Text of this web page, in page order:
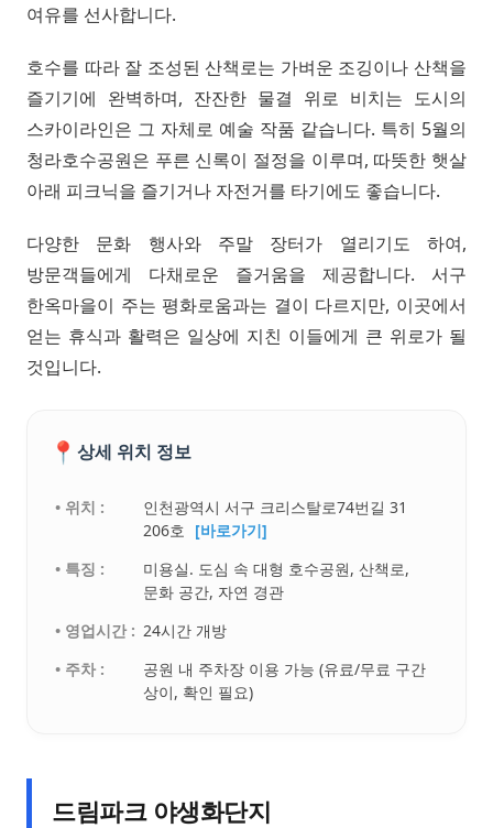
여유를 선사합니다.
호수를 따라 잘 조성된 산책로는 가벼운 조깅이나 산책을
즐기기에 완벽하며, 잔잔한 물결 위로 비치는 도시의
스카이라인은 그 자체로 예술 작품 같습니다. 특히 5월의
청라호수공원은 푸른 신록이 절정을 이루며, 따뜻한 햇살
아래 피크닉을 즐기거나 자전거를 타기에도 좋습니다.
다양한 문화 행사와 주말 장터가 열리기도 하여,
방문객들에게 다채로운 즐거움을 제공합니다. 서구
한옥마을이 주는 평화로움과는 결이 다르지만, 이곳에서
얻는 휴식과 활력은 일상에 지친 이들에게 큰 위로가 될
것입니다.
📍 상세 위치 정보
• 위치 :
인천광역시 서구 크리스탈로74번길 31
206호 [바로가기]
• 특징 :
미용실. 도심 속 대형 호수공원, 산책로,
문화 공간, 자연 경관
• 영업시간 : 24시간 개방
• 주차 :
공원 내 주차장 이용 가능 (유료/무료 구간
상이, 확인 필요)
드림파크 야생화단지